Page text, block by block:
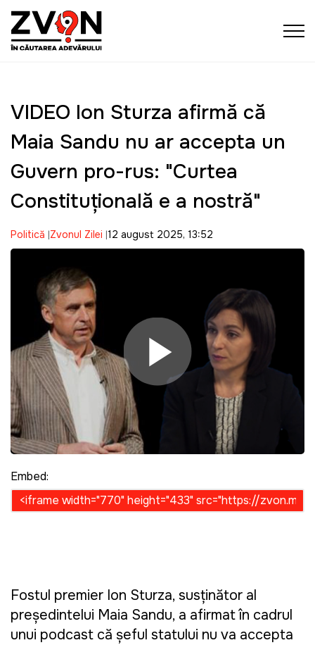
VIDEO Ion Sturza afirmă că
Maia Sandu nu ar accepta un
Guvern pro-rus: "Curtea
Constituţională e a nostră"
Politică Zvonul Zilei 12 august 2025, 13:52
Play Video
Embed:
Fostul premier Ion Sturza, susţinător al
președintelui Maia Sandu, a afirmat în cadrul
unui podcast că șeful statului nu va accepta